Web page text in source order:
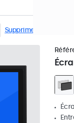
Supprimer tous les